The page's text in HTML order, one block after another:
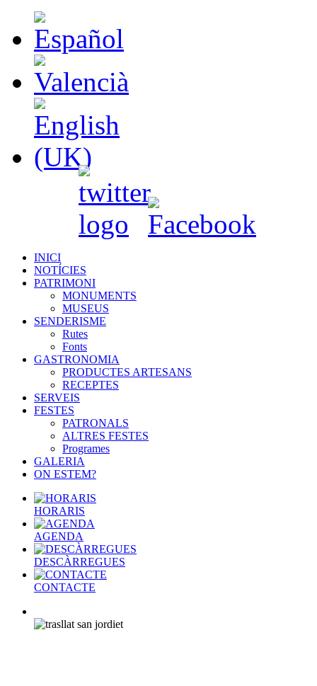
INICI
NOTÍCIES
PATRIMONI
MONUMENTS
MUSEUS
SENDERISME
Rutes
Fonts
GASTRONOMIA
PRODUCTES ARTESANS
RECEPTES
SERVEIS
FESTES
PATRONALS
ALTRES FESTES
Programes
GALERIA
ON ESTEM?
HORARIS
AGENDA
DESCÀRREGUES
CONTACTE